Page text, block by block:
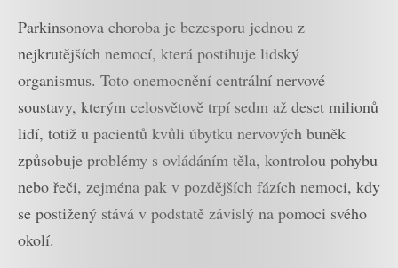
Parkinsonova choroba je bezesporu jednou z
nejkrutějších nemocí, která postihuje lidský
organismus. Toto onemocnění centrální nervové
soustavy, kterým celosvětově trpí sedm až deset milionů
lidí, totiž u pacientů kvůli úbytku nervových buněk
způsobuje problémy s ovládáním těla, kontrolou pohybu
nebo řeči, zejména pak v pozdějších fázích nemoci, kdy
se postižený stává v podstatě závislý na pomoci svého
okolí.